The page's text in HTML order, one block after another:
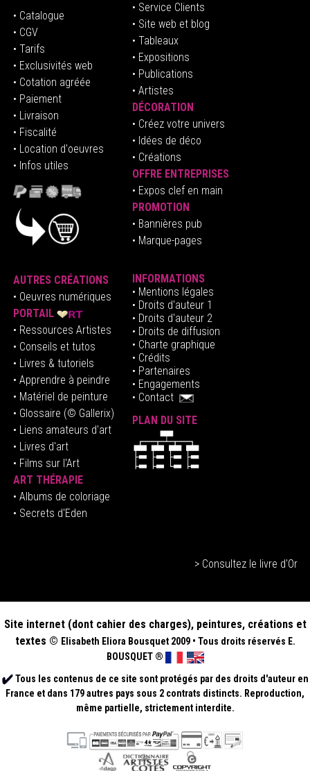
• Catalogue
• CGV
• Tarifs
• Exclusivités web
• Cotation agréée
• Paiement
• Livraison
• Fiscalité
• Location d'oeuvres
• Infos utiles
• Service Clients
• Site web et blog
• Tableaux
• Expositions
• Publications
• Artistes
DÉCORATION
• Créez votre univers
• Idées de déco
• Créations
OFFRE ENTREPRISES
• Expos clef en main
PROMOTION
• Bannières pub
• Marque-pages
AUTRES CRÉATIONS
• Oeuvres numériques
PORTAIL
• Ressources Artistes
• Conseils et tutos
• Livres & tutoriels
• Apprendre à peindre
• Matériel de peinture
• Glossaire (© Gallerix)
• Liens amateurs d'art
• Livres d'art
• Films sur l'Art
ART THÉRAPIE
• Albums de coloriage
• Secrets d'Eden
INFORMATIONS
• Mentions légales
• Droits d'auteur1
• Droits d'auteur 2
• Droits de diffusion
• Charte graphique
• Crédits
• Partenaires
• Engagements
• Contact
PLAN DU SITE
> Consultez le livre d'Or
Site internet (dont cahier des charges), peintures, créations et
textes © Elisabeth Eliora Bousquet 2009 • Tous droits réservés E.
BOUSQUET ®
Tous les contenus de ce site sont protégés par des droits d'auteur en
France et dans 179 autres pays sous 2 contrats distincts. Reproduction,
même partielle, strictement interdite.